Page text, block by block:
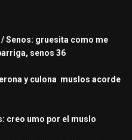
Senos: gruesita como me
senos 36
y culona muslos acorde
creo umo por el muslo